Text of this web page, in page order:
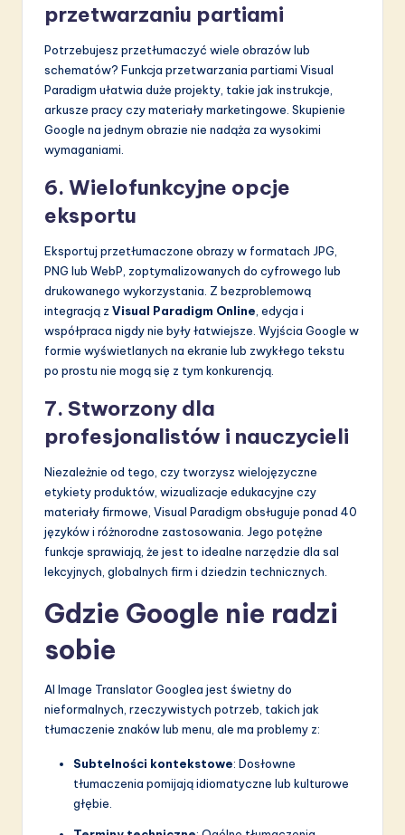
przetwarzaniu partiami
Potrzebujesz przetłumaczyć wiele obrazów lub
schematów? Funkcja przetwarzania partiami Visual
Paradigm ułatwia duże projekty, takie jak instrukcje,
arkusze pracy czy materiały marketingowe. Skupienie
Google na jednym obrazie nie nadąża za wysokimi
wymaganiami.
6. Wielofunkcyjne opcje
eksportu
Eksportuj przetłumaczone obrazy w formatach JPG,
PNG lub WebP, zoptymalizowanych do cyfrowego lub
drukowanego wykorzystania. Z bezproblemową
integracją z Visual Paradigm Online , edycja i
współpraca nigdy nie były łatwiejsze. Wyjścia Google w
formie wyświetlanych na ekranie lub zwykłego tekstu
po prostu nie mogą się z tym konkurencją.
7. Stworzony dla
profesjonalistów i nauczycieli
Niezależnie od tego, czy tworzysz wielojęzyczne
etykiety produktów, wizualizacje edukacyjne czy
materiały firmowe, Visual Paradigm obsługuje ponad 40
języków i różnorodne zastosowania. Jego potężne
funkcje sprawiają, że jest to idealne narzędzie dla sal
lekcyjnych, globalnych firm i dziedzin technicznych.
Gdzie Google nie radzi
sobie
AI Image Translator Googlea jest świetny do
nieformalnych, rzeczywistych potrzeb, takich jak
tłumaczenie znaków lub menu, ale ma problemy z:
Subtelności kontekstowe: Dosłowne
tłumaczenia pomijają idiomatyczne lub kulturowe
głębie.